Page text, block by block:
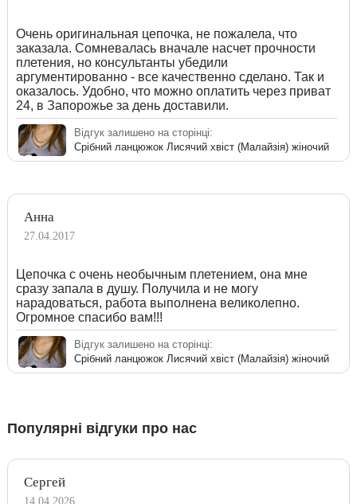
Очень оригинальная цепочка, не пожалела, что
заказала. Сомневалась вначале насчет прочности
плетения, но консультанты убедили
аргументированно - все качественно сделано. Так и
оказалось. Удобно, что можно оплатить через приват
24, в Запорожье за день доставили.
Відгук залишено на сторінці:
Срібний ланцюжок Лисячий хвіст (Малайзія) жіночий
Анна
27.04.2017
Цепочка с очень необычным плетением, она мне
сразу запала в душу. Получила и не могу
нарадоваться, работа выполнена великолепно.
Огромное спасибо вам!!!
Відгук залишено на сторінці:
Срібний ланцюжок Лисячий хвіст (Малайзія) жіночий
Популярні відгуки про нас
Сергей
14.04.2026